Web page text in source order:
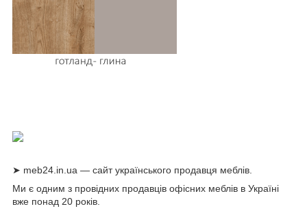
➤ meb24.in.ua — сайт українського продавця меблів.
Ми є одним з провідних продавців офісних меблів в Україні
вже понад 20 років.